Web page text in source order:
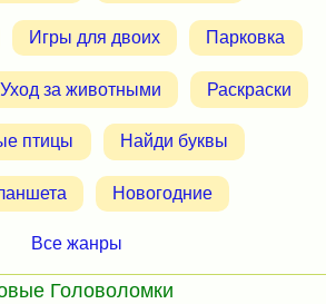
Игры для двоих Парковка
Уход за животными Раскраски
птицы Найди буквы
Новогодние
Все жанры
Головоломки